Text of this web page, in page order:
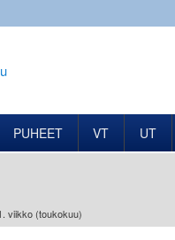
PUHEET VT UT
viikko (toukokuu)